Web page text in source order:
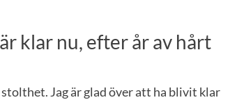
klar nu, efter år av hårt
stolthet. Jag är glad över att ha blivit klar